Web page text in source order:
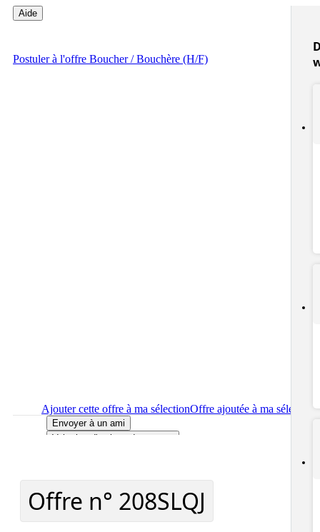
Aide
Postulerà l'offre Boucher / Bouchère (H/F)
Ajouter cette offre à ma sélectionOffre ajoutée à ma sélection
Envoyer à un ami
Voir plus d'options de partage
le lieu de travail de l'offre Boucher / Bouchère (H/F)
Offre n° 208SLQJ